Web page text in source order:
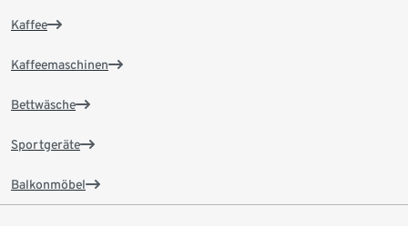
Kaffee
Kaffeemaschinen
Bettwäsche
Sportgeräte
Balkonmöbel